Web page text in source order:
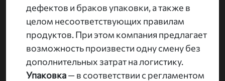
дефектов и браков упаковки, а также в
целом несоответствующих правилам
продуктов. При этом компания предлагает
возможность произвести одну смену без
дополнительных затрат на логистику.
Упаковка— в соответствии с регламентом